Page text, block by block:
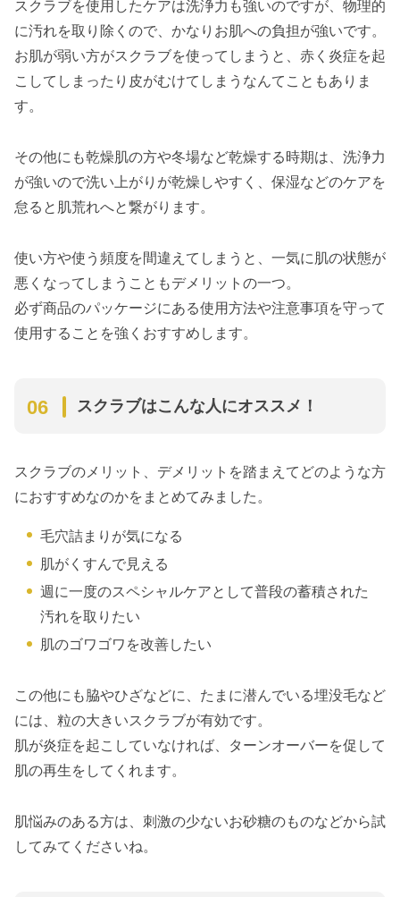
スクラブを使用したケアは洗浄力も強いのですが、物理的
に汚れを取り除くので、かなりお肌への負担が強いです。
お肌が弱い方がスクラブを使ってしまうと、赤く炎症を起
こしてしまったり皮がむけてしまうなんてこともありま
す。
その他にも乾燥肌の方や冬場など乾燥する時期は、洗浄力
が強いので洗い上がりが乾燥しやすく、保湿などのケアを
怠ると肌荒れへと繋がります。
使い方や使う頻度を間違えてしまうと、一気に肌の状態が
悪くなってしまうこともデメリットの一つ。
必ず商品のパッケージにある使用方法や注意事項を守って
使用することを強くおすすめします。
スクラブはこんな人にオススメ！
スクラブのメリット、デメリットを踏まえてどのような方
におすすめなのかをまとめてみました。
毛穴詰まりが気になる
肌がくすんで見える
週に一度のスペシャルケアとして普段の蓄積された
汚れを取りたい
肌のゴワゴワを改善したい
この他にも脇やひざなどに、たまに潜んでいる埋没毛など
には、粒の大きいスクラブが有効です。
肌が炎症を起こしていなければ、ターンオーバーを促して
肌の再生をしてくれます。
肌悩みのある方は、刺激の少ないお砂糖のものなどから試
してみてくださいね。